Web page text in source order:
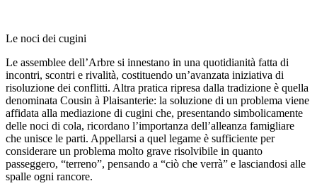
Le noci dei cugini
Le assemblee dell’Arbre si innestano in una quotidianità fatta di
incontri, scontri e rivalità, costituendo un’avanzata iniziativa di
risoluzione dei conflitti. Altra pratica ripresa dalla tradizione è quella
denominata Cousin à Plaisanterie: la soluzione di un problema viene
affidata alla mediazione di cugini che, presentando simbolicamente
delle noci di cola, ricordano l’importanza dell’alleanza famigliare
che unisce le parti. Appellarsi a quel legame è sufficiente per
considerare un problema molto grave risolvibile in quanto
passeggero, “terreno”, pensando a “ciò che verrà” e lasciandosi alle
spalle ogni rancore.